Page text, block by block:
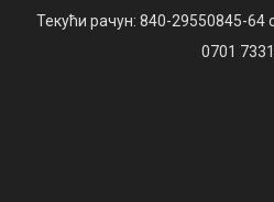
Текући рачун: 840-29550845-64
0701